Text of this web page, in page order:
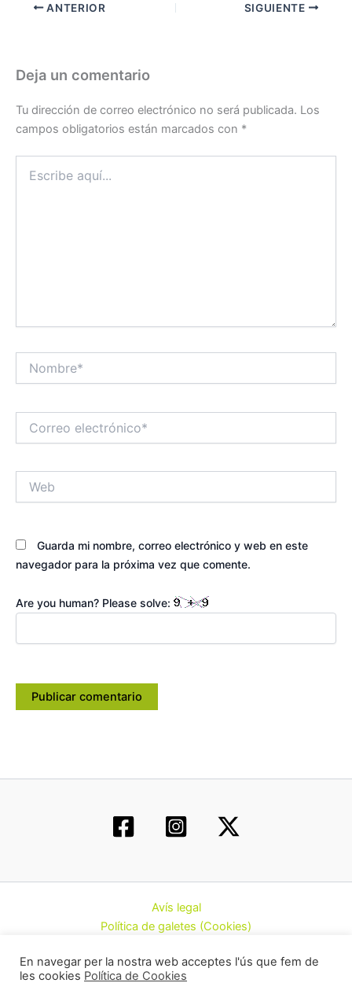
ANTERIOR SIGUIENTE
Deja un comentario
Tu dirección de correo electrónico no será publicada. Los
campos obligatorios están marcados con *
aquí...
electrónico*
Guarda mi nombre, correo electrónico y web en este
navegador para la próxima vez que comente.
Are you human? Please solve:
Avís legal
Política de galetes (Cookies)
Contacte
En navegar per la nostra web acceptes l'ús que fem de
les cookies Política de Cookies